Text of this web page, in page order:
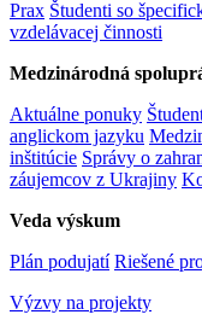
Prax Študenti so
vzdelávacej činnosti
Medzinárodná
Aktuálne ponuky
anglickom jazyku
inštitúcie Správy o
záujemcov z Ukrajiny
Veda výskum
Plán podujatí Riešené
Výzvy na projekty